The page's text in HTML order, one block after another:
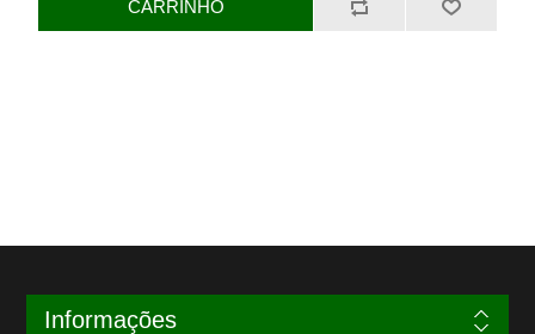
Informações